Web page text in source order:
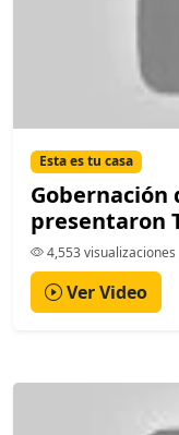
Esta es tu casa
Gobernación
presentaron
4,553 visualizaciones
Ver Video